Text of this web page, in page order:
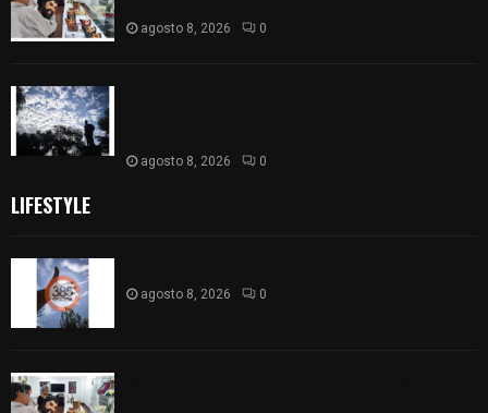
agosto 8, 2026 0
agosto 8, 2026 0
LIFESTYLE
agosto 8, 2026 0